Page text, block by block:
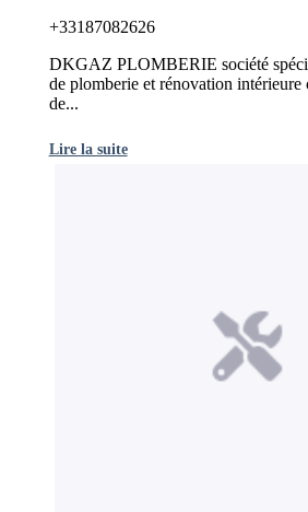
+33187082626
DKGAZ PLOMBERIE société
de plomberie et rénovation intérieure
de...
Lire la suite